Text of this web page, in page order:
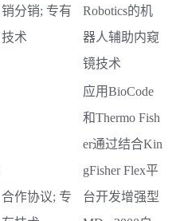
销分销; 专有
技术
Robotics的机
器人辅助内窥
镜技术
合作协议; 专
应用BioCode
和Thermo Fish
er通过结合Kin
gFisher Flex平
台开发增强型